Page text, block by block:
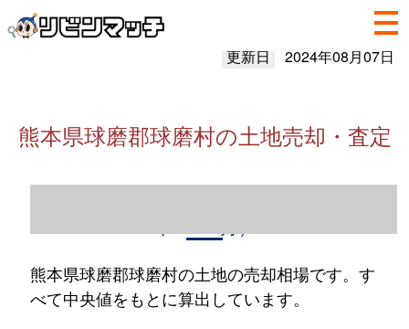
更新日 2024年08月07日
熊本県球磨郡球磨村の土地売却・査定
熊本県球磨郡球磨村の土地の売却相場です。す
べて中央値をもとに算出しています。